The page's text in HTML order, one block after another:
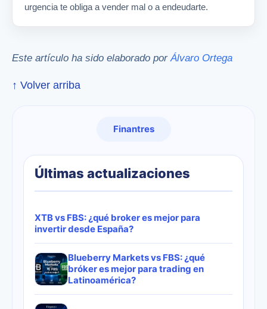
urgencia te obliga a vender mal o a endeudarte.
Este artículo ha sido elaborado porÁlvaro Ortega
↑ Volver arriba
Finantres
Últimas actualizaciones
XTB vs FBS: ¿qué broker es mejor para
invertir desde España?
Blueberry Markets vs FBS: ¿qué
bróker es mejor para trading en
Latinoamérica?